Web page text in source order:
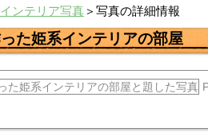
インテリア写真＞写真の詳細情報
た姫系インテリアの部屋